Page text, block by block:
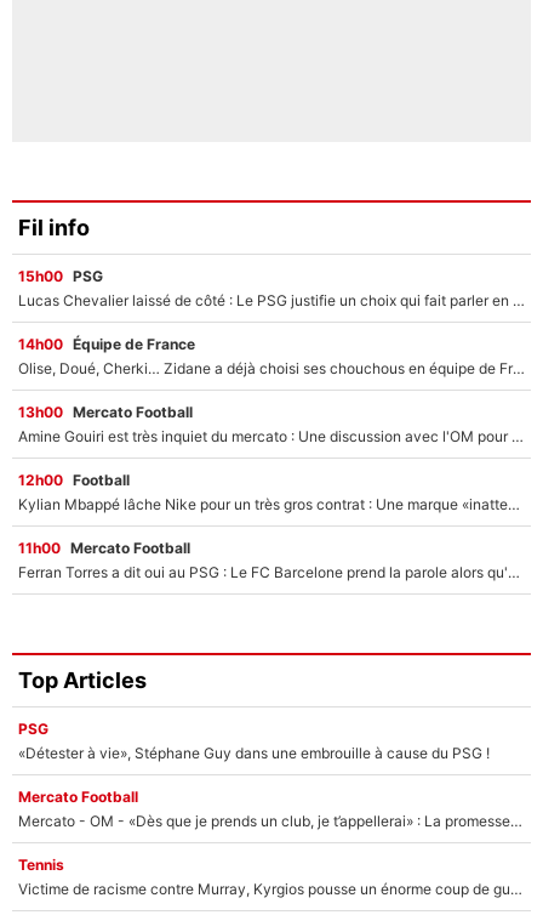
Fil info
15h00 PSG
Lucas Chevalier laissé de côté : Le PSG justifie un choix qui fait parler en plein mercato
14h00 Équipe de France
Olise, Doué, Cherki… Zidane a déjà choisi ses chouchous en équipe de France ? L’IA annonce des surprises sans Kylian Mbappé !
13h00 Mercato Football
Amine Gouiri est très inquiet du mercato : Une discussion avec l'OM pour acter son transfert !
12h00 Football
Kylian Mbappé lâche Nike pour un très gros contrat : Une marque «inattendue» va frapper très fort
11h00 Mercato Football
Ferran Torres a dit oui au PSG : Le FC Barcelone prend la parole alors qu'un transfert de l'attaquant espagnol prend forme
Top Articles
PSG
«Détester à vie», Stéphane Guy dans une embrouille à cause du PSG !
Mercato Football
Mercato - OM - «Dès que je prends un club, je t’appellerai» : La promesse de Marcelino au moment de claquer la porte
Tennis
Victime de racisme contre Murray, Kyrgios pousse un énorme coup de gueule !